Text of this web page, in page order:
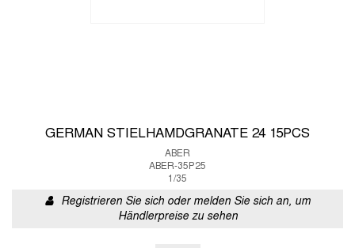
GERMAN STIELHAMDGRANATE 24 15PCS
ABER
ABER-35P25
1/35
Registrieren Sie sich oder melden Sie sich an, um
Händlerpreise zu sehen